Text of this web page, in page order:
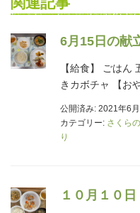
6月15日の献
【給食】 ごはん
きカボチャ 【お
公開済み: 2021年6
カテゴリー: さくら
り
１０月１０